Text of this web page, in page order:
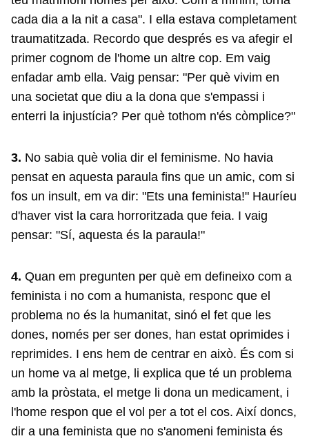
cada dia a la nit a casa". I ella estava completament
traumatitzada. Recordo que després es va afegir el
primer cognom de l'home un altre cop. Em vaig
enfadar amb ella. Vaig pensar: "Per què vivim en
una societat que diu a la dona que s'empassi i
enterri la injustícia? Per què tothom n'és còmplice?"
3. No sabia què volia dir el feminisme. No havia
pensat en aquesta paraula fins que un amic, com si
fos un insult, em va dir: "Ets una feminista!" Hauríeu
d'haver vist la cara horroritzada que feia. I vaig
pensar: "Sí, aquesta és la paraula!"
4. Quan em pregunten per què em defineixo com a
feminista i no com a humanista, responc que el
problema no és la humanitat, sinó el fet que les
dones, només per ser dones, han estat oprimides i
reprimides. I ens hem de centrar en això. És com si
un home va al metge, li explica que té un problema
amb la pròstata, el metge li dona un medicament, i
l'home respon que el vol per a tot el cos. Així doncs,
dir a una feminista que no s'anomeni feminista és